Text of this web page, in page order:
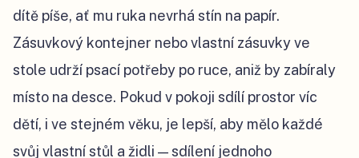
dítě píše, ať mu ruka nevrhá stín na papír.
Zásuvkový kontejner nebo vlastní zásuvky ve
stole udrží psací potřeby po ruce, aniž by zabíraly
místo na desce. Pokud v pokoji sdílí prostor víc
dětí, i ve stejném věku, je lepší, aby mělo každé
svůj vlastní stůl a židli — sdílení jednoho